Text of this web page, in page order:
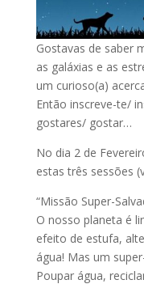
Gostavas de saber
as galáxias e as
um curioso(a)
Então inscreve-te/
gostares/ gostar…
No dia 2 de
estas três sessões
“Missão Super-
O nosso planeta é
efeito de estufa,
água! Mas um
Poupar água,